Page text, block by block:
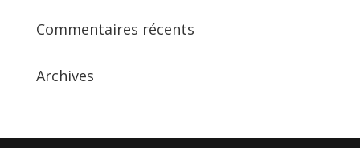
Commentaires récents
Archives